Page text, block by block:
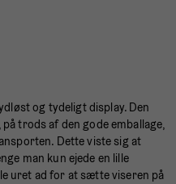
og tydeligt display. Den
trods af den gode emballage,
Dette viste sig at
man kun ejede en lille
uret ad for at sætte viseren på